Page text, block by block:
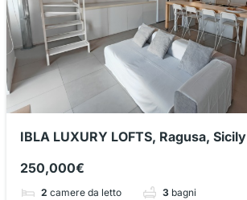
IBLA LUXURY LOFTS, Ragusa, Sicily
250,000€
2 camere da letto 3 bagni